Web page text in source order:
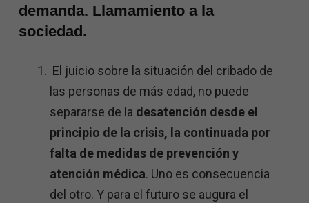
demanda. Llamamiento a la
sociedad.
El juicio sobre la situación del cribado de
las personas de más edad, no puede
separarse de la desatención desde el
principio de la crisis, la continuada por
falta de medidas de prevención y
atención médica. Uno es consecuencia
del otro. Y para el futuro se augura el